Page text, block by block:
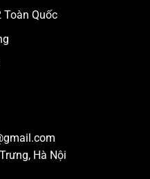
Quốc
Hà Nội